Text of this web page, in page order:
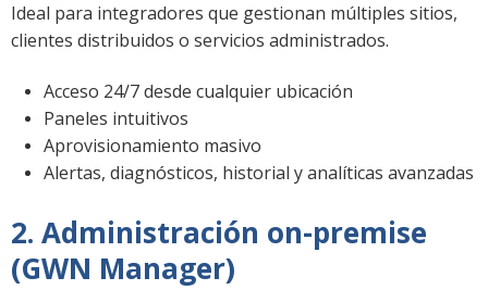
Ideal para integradores que gestionan múltiples sitios,
clientes distribuidos o servicios administrados.
Acceso 24/7 desde cualquier ubicación
Paneles intuitivos
Aprovisionamiento masivo
Alertas, diagnósticos, historial y analíticas avanzadas
2. Administración on-premise
(GWN Manager)